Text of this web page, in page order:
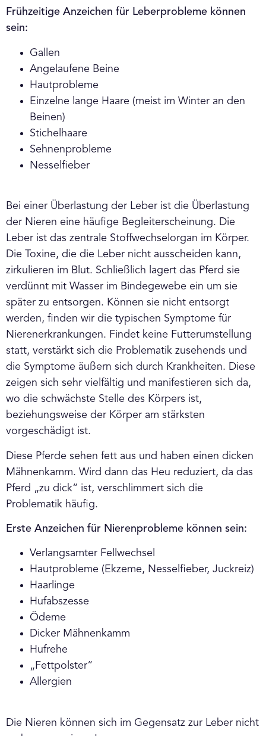
Frühzeitige Anzeichen für Leberprobleme können
sein:
Gallen
Angelaufene Beine
Hautprobleme
Einzelne lange Haare (meist im Winter an den
Beinen)
Stichelhaare
Sehnenprobleme
Nesselfieber
Bei einer Überlastung der Leber ist die Überlastung
der Nieren eine häufige Begleiterscheinung. Die
Leber ist das zentrale Stoffwechselorgan im Körper.
Die Toxine, die die Leber nicht ausscheiden kann,
zirkulieren im Blut. Schließlich lagert das Pferd sie
verdünnt mit Wasser im Bindegewebe ein um sie
später zu entsorgen. Können sie nicht entsorgt
werden, finden wir die typischen Symptome für
Nierenerkrankungen. Findet keine Futterumstellung
statt, verstärkt sich die Problematik zusehends und
die Symptome äußern sich durch Krankheiten. Diese
zeigen sich sehr vielfältig und manifestieren sich da,
wo die schwächste Stelle des Körpers ist,
beziehungsweise der Körper am stärksten
vorgeschädigt ist.
Diese Pferde sehen fett aus und haben einen dicken
Mähnenkamm. Wird dann das Heu reduziert, da das
Pferd „zu dick“ ist, verschlimmert sich die
Problematik häufig.
Erste Anzeichen für Nierenprobleme können sein:
Verlangsamter Fellwechsel
Hautprobleme (Ekzeme, Nesselfieber, Juckreiz)
Haarlinge
Hufabszesse
Ödeme
Dicker Mähnenkamm
Hufrehe
„Fettpolster“
Allergien
Die Nieren können sich im Gegensatz zur Leber nicht